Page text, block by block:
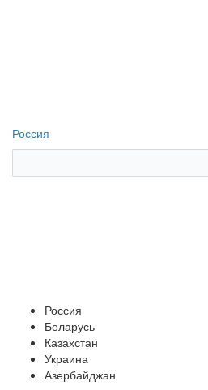
Россия
Россия
Беларусь
Казахстан
Украина
Азербайджан